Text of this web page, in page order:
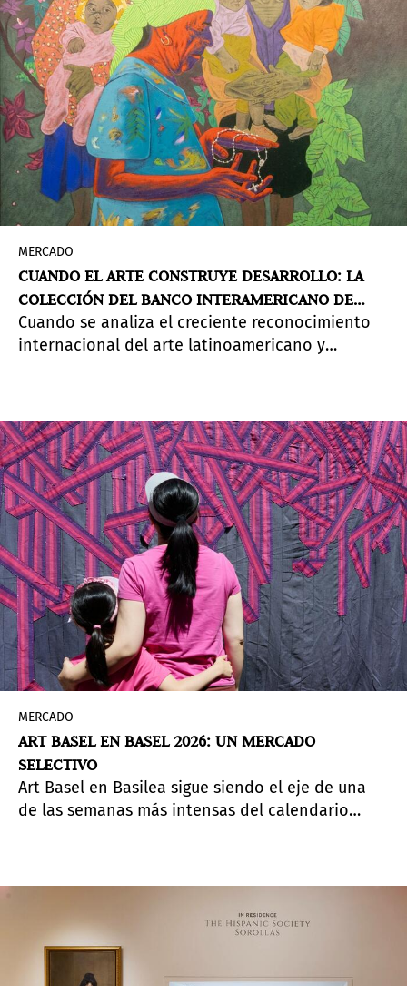
MERCADO
CUANDO EL ARTE CONSTRUYE DESARROLLO: LA
COLECCIÓN DEL BANCO INTERAMERICANO DE
DESARROLLO (BID)
Cuando se analiza el creciente reconocimiento
internacional del arte latinoamericano y
constantes surgieron fuera del circuito artístico
tradicional. Es el caso de la Colección de Arte del
Banco Interamericano de Desarrollo (BID), que,
con casi siete décadas de historia, reúne hoy
cerca de 1.800 obras de América Latina y el
Caribe.
MERCADO
ART BASEL EN BASEL 2026: UN MERCADO
SELECTIVO
Art Basel en Basilea sigue siendo el eje de una
de las semanas más intensas del calendario
para tomar el pulso tanto al ánimo de los
coleccionistas como a las tendencias más
amplias del arte contemporáneo.